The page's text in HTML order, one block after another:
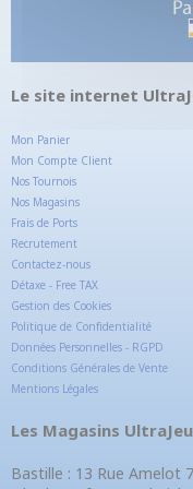
Le site internet
Mon Panier
Mon Compte Client
Nos Tournois
Nos Magasins
Frais de Ports
Recrutement
Contactez-nous
Détaxe - Free TAX
Gestion des Cookies
Politique de Confidentialité
Données Personnelles - RGPD
Conditions Générales de Vente
Mentions Légales
Les Magasins
Bastille : 13 Rue Amelot